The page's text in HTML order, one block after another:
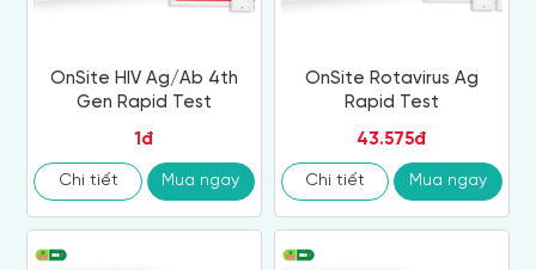
OnSite HIV Ag/Ab 4th
Gen Rapid Test
1đ
Chi tiết Mua ngay
OnSite Rotavirus Ag
Rapid Test
43.575đ
Chi tiết Mua ngay